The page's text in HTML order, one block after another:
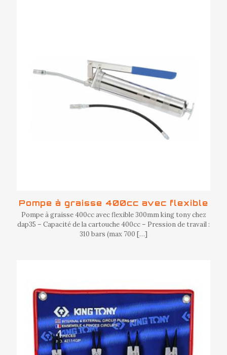
Pompe à graisse 400cc avec flexible
Pompe à graisse 400cc avec flexible 300mm king tony chez
dap35 – Capacité de la cartouche 400cc – Pression de travail :
310 bars (max 700 […]